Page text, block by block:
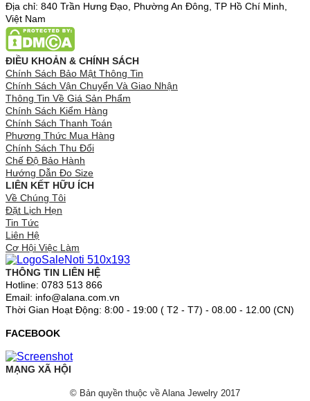
Địa chỉ: 840 Trần Hưng Đạo, Phường An Đông, TP Hồ Chí Minh,
Việt Nam
ĐIỀU KHOẢN & CHÍNH SÁCH
Chính Sách Bảo Mật Thông Tin
Chính Sách Vận Chuyển Và Giao Nhận
Thông Tin Về Giá Sản Phẩm
Chính Sách Kiểm Hàng
Chính Sách Thanh Toán
Phương Thức Mua Hàng
Chính Sách Thu Đổi
Chế Độ Bảo Hành
Hướng Dẫn Đo Size
LIÊN KẾT HỮU ÍCH
Về Chúng Tôi
Đặt Lịch Hẹn
Tin Tức
Liên Hệ
Cơ Hội Việc Làm
THÔNG TIN LIÊN HỆ
Hotline: 0783 513 866
Email: info@alana.com.vn
Thời Gian Hoạt Động: 8:00 - 19:00 ( T2 - T7) - 08.00 - 12.00 (CN)
FACEBOOK
MẠNG XÃ HỘI
© Bản quyền thuộc về Alana Jewelry 2017